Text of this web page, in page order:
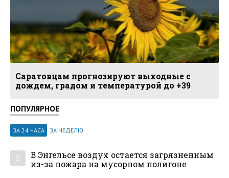
Саратовцам прогнозируют выходные с
дождем, градом и температурой до +39
ПОПУЛЯРНОЕ
ЗА 24 ЧАСА ЗА НЕДЕЛЮ
1
В Энгельсе воздух остается загрязненным
из-за пожара на мусорном полигоне